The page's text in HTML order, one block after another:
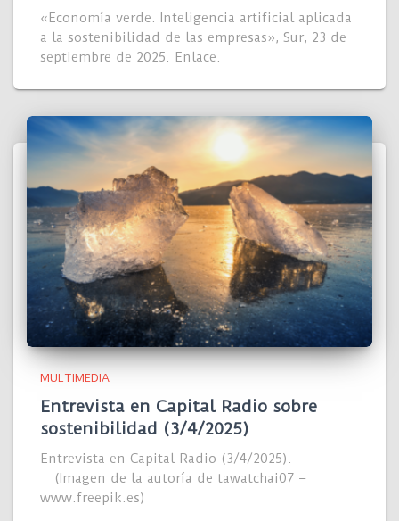
«Economía verde. Inteligencia artificial aplicada
a la sostenibilidad de las empresas», Sur, 23 de
septiembre de 2025. Enlace.
MULTIMEDIA
Entrevista en Capital Radio sobre
sostenibilidad (3/4/2025)
Entrevista en Capital Radio (3/4/2025).
(Imagen de la autoría de tawatchai07 –
www.freepik.es)